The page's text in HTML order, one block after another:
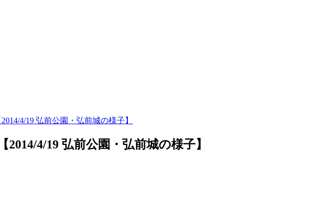
4/19 弘前公園・弘前城の様子】
4/19 弘前公園・弘前城の様子】